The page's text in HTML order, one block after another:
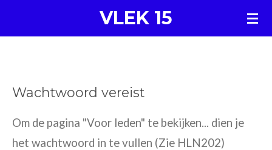
direct
hoofdinhoud
VLEK 15
Wachtwoord vereist
Om de pagina "Voor leden" te bekijken... dien je
het wachtwoord in te vullen (Zie HLN202)